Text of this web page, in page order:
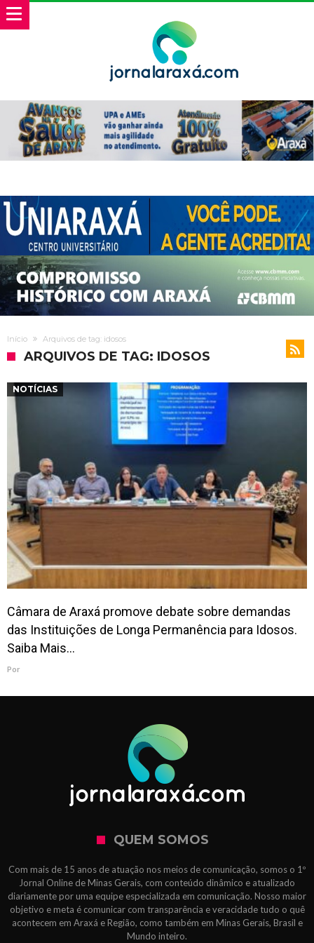
Início Arquivos de tag: idosos
ARQUIVOS DE TAG: IDOSOS
NOTÍCIAS
Câmara de Araxá promove debate sobre demandas
das Instituições de Longa Permanência para Idosos.
Saiba Mais…
Por
QUEM SOMOS
Com mais de 15 anos de atuação nos meios de comunicação, somos o 1º
Jornal Online de Minas Gerais, com conteúdo dinâmico e atualizado
diariamente por uma equipe especializada em comunicação. Nosso maior
objetivo e meta é comunicar com transparência e veracidade tudo o quê
acontecem em Araxá e Região, como também em Minas Gerais, Brasil e
Mundo inteiro.